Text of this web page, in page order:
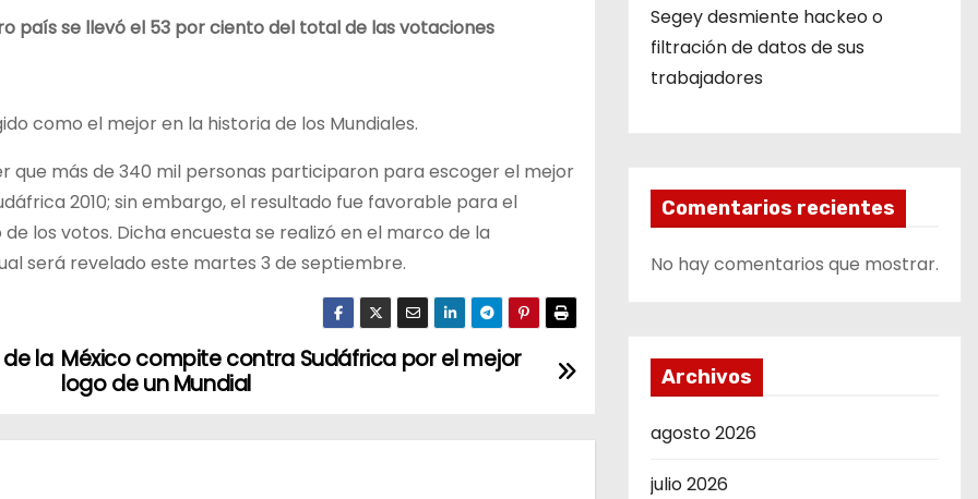
país se llevó el 53 por ciento del total de las votaciones
como el mejor en la historia de los Mundiales.
que más de 340 mil personas participaron para escoger el mejor
2010; sin embargo, el resultado fue favorable para el
los votos. Dicha encuesta se realizó en el marco de la
será revelado este martes 3 de septiembre.
México compite contra Sudáfrica por el mejor
logo de un Mundial
la
Segey desmiente hackeo o
filtración de datos de sus
trabajadores
Comentarios recientes
No hay comentarios que mostrar.
Archivos
agosto 2026
julio 2026